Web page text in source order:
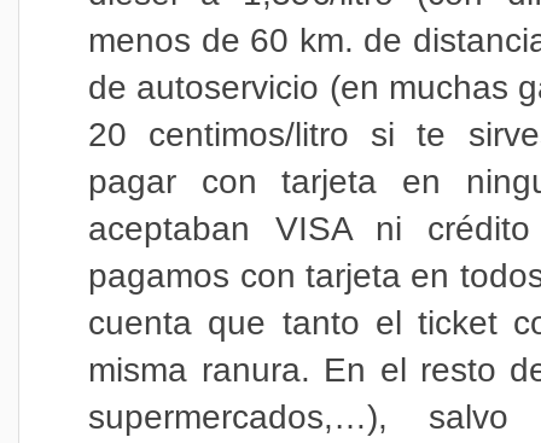
menos de 60 km. de
de autoservicio (en muchas
20 centimos/litro si te
pagar con tarjeta en
aceptaban VISA ni
pagamos con tarjeta en
cuenta que tanto el ticket
misma ranura. En el resto
supermercados,…),